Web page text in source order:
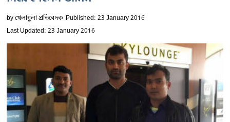
byখেলাধুলা প্রতিবেদক Published: 23 January 2016
Last Updated: 23 January 2016